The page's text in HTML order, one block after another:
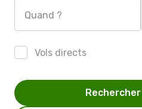
Quand ?
Vols directs